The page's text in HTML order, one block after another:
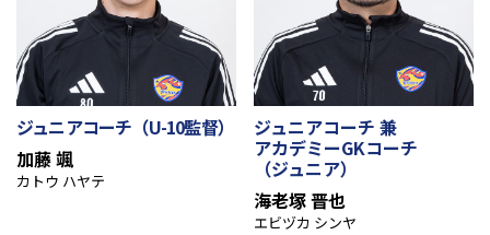
ジュニアコーチ（U-10監督）
加藤 颯
カトウ ハヤテ
ジュニアコーチ 兼
アカデミーGKコーチ
（ジュニア）
海老塚 晋也
エビヅカ シンヤ